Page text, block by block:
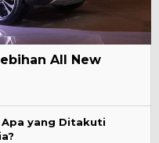
All New
Apa yang Ditakuti